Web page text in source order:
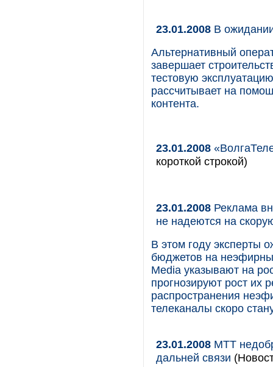
23.01.2008 В
Альтернативный
завершает
тестовую
рассчитывает на
контента.
23.01.2008
короткой строкой)
23.01.2008 Реклама
не надеются на
В этом году эксперты
бюджетов на
Media указывают на
прогнозируют рост их
распространения
телеканалы скоро
23.01.2008 МТТ
дальней связи